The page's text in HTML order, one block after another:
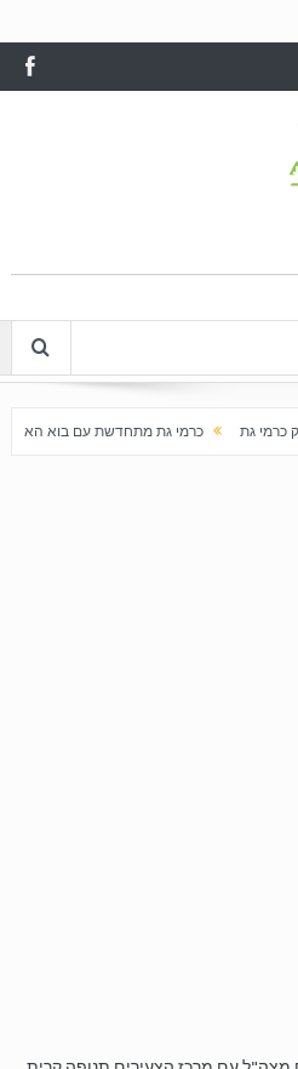
גת מתחדשת עם בוא האביב עלייה חדה במחירי